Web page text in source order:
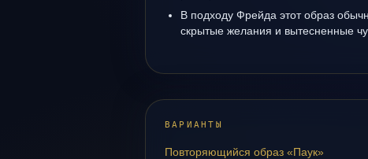
В подходу Фрейда этот образ
скрытые желания и вытесненные
ВАРИАНТЫ
Повторяющийся образ «Паук»